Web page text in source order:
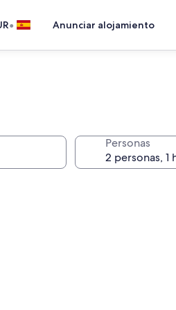
• Anunciar alojamiento
Personas